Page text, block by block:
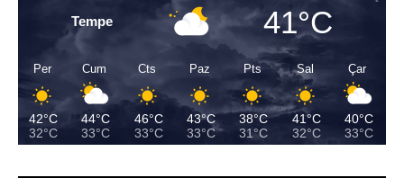
Tempe 41°C
Per
42°C
32°C
Cum
44°C
33°C
Cts
46°C
33°C
Paz
43°C
33°C
Pts
38°C
31°C
Sal
41°C
32°C
Çar
40°C
33°C